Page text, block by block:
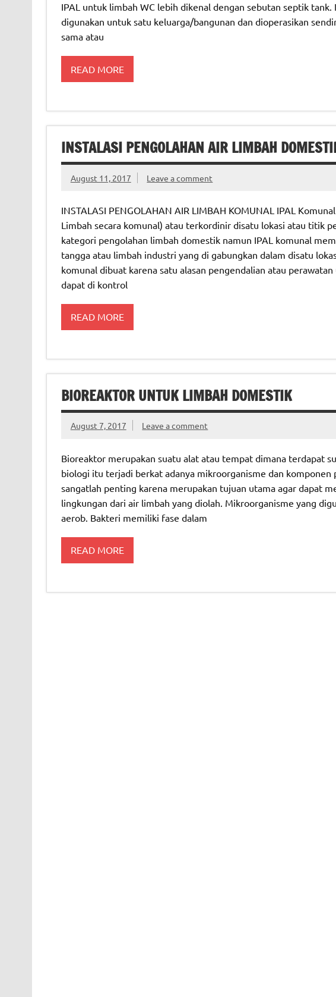
IPAL untuk limbah WC lebih dikenal dengan sebutan septik tank.
digunakan untuk satu keluarga/bangunan dan dioperasikan
sama atau
READ MORE
INSTALASI PENGOLAHAN AIR LIMBAH
August 11, 2017 Leave a comment
INSTALASI PENGOLAHAN AIR LIMBAH KOMUNAL IPAL
Limbah secara komunal) atau terkordinir disatu lokasi atau titik
kategori pengolahan limbah domestik namun IPAL komunal
tangga atau limbah industri yang di gabungkan dalam disatu
komunal dibuat karena satu alasan pengendalian atau
dapat di kontrol
READ MORE
BIOREAKTOR UNTUK LIMBAH DOMESTIK
August 7, 2017 Leave a comment
Bioreaktor merupakan suatu alat atau tempat dimana terdapat
biologi itu terjadi berkat adanya mikroorganisme dan komponen
sangatlah penting karena merupakan tujuan utama agar dapat
lingkungan dari air limbah yang diolah. Mikroorganisme yang
aerob. Bakteri memiliki fase dalam
READ MORE